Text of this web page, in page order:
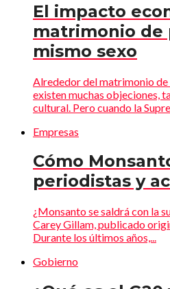
El impacto
matrimonio de
mismo sexo
Alrededor del matrimonio de
existen muchas objeciones,
cultural. Pero cuando la
Empresas
Cómo
periodistas y
¿Monsanto se saldrá con la
Carey Gillam, publicado
Durante los últimos años,...
Gobierno